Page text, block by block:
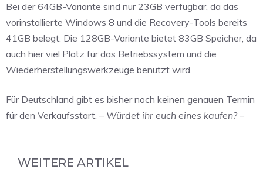
Bei der 64GB-Variante sind nur 23GB verfügbar, da das
vorinstallierte Windows 8 und die Recovery-Tools bereits
41GB belegt. Die 128GB-Variante bietet 83GB Speicher, da
auch hier viel Platz für das Betriebssystem und die
Wiederherstellungswerkzeuge benutzt wird.
Für Deutschland gibt es bisher noch keinen genauen Termin
für den Verkaufsstart. – Würdet ihr euch eines kaufen? –
WEITERE ARTIKEL